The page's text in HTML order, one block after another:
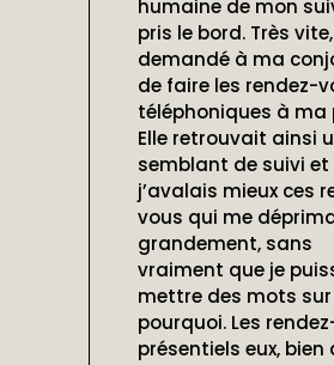
humaine de mon
pris le bord. Très vite,
demandé à ma
de faire les rendez-
téléphoniques à ma
Elle retrouvait ainsi
semblant de suivi et
j’avalais mieux ces
vous qui me
grandement, sans
vraiment que je
mettre des mots sur
pourquoi. Les
présentiels eux, bien